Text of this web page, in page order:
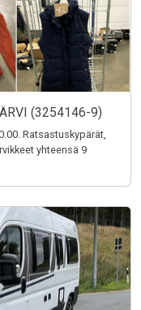
(3254146-9)
Ratsastuskypärät,
yhteensä 9